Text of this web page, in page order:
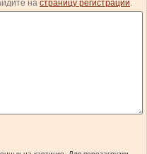
на страницу регистрации.